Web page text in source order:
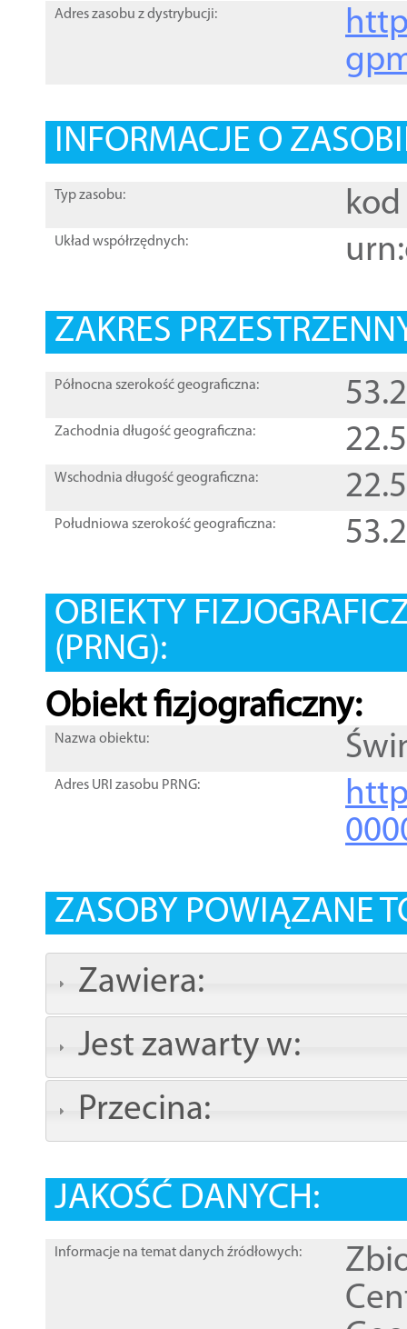
Adres zasobu z dystrybucji:
INFORMACJE O
Typ zasobu: kod
Układ współrzędnych:
ZAKRES
Północna szerokość geograficzna:
Zachodnia długość geograficzna:
Wschodnia długość geograficzna:
Południowa szerokość geograficzna:
OBIEKTY
(PRNG):
Obiekt fizjograficzny:
Nazwa obiektu:
Adres URI zasobu PRNG:
ZASOBY POWIĄZANE
Zawiera:
Jest zawarty w:
Przecina:
JAKOŚĆ DANYCH:
Informacje na temat danych źródłowych: